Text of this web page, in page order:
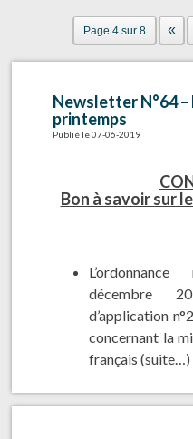
Page 4 sur 8 «
Newsletter N°64
printemps
Publié le 07-06-2019
Bon à savoir sur
décembre
d’application
concernant la
français(suite…)